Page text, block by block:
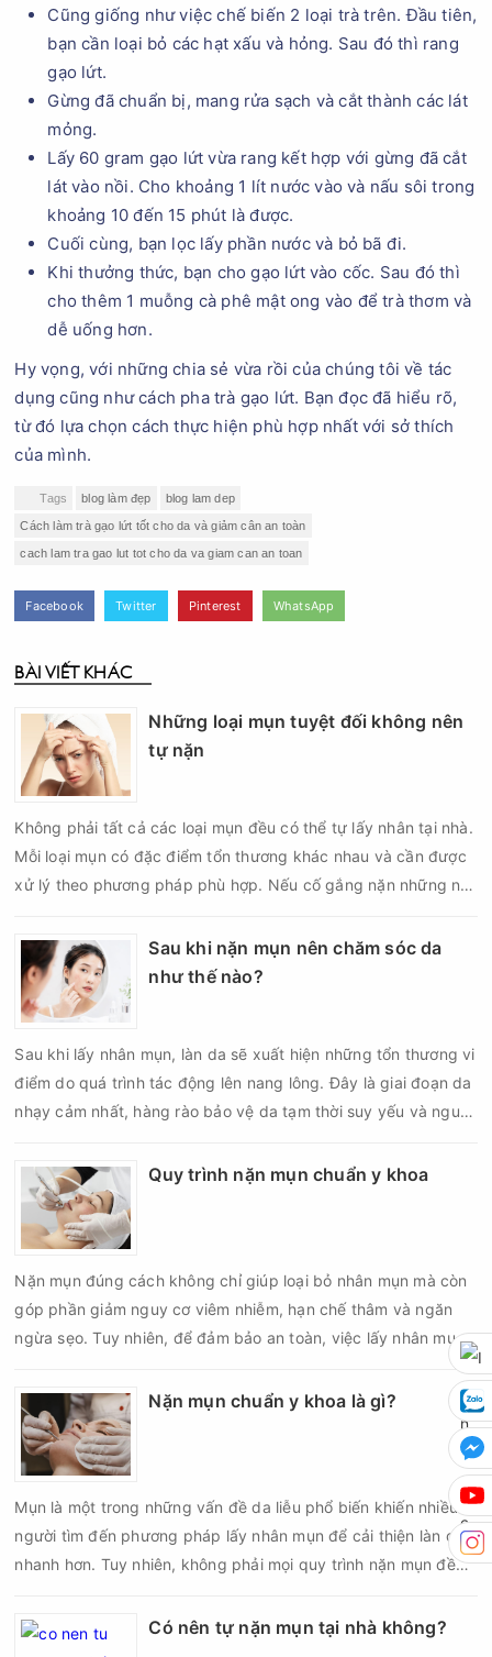
Cũng giống như việc chế biến 2 loại trà trên. Đầu tiên,
bạn cần loại bỏ các hạt xấu và hỏng. Sau đó thì rang
gạo lứt.
Gừng đã chuẩn bị, mang rửa sạch và cắt thành các lát
mỏng.
Lấy 60 gram gạo lứt vừa rang kết hợp với gừng đã cắt
lát vào nồi. Cho khoảng 1 lít nước vào và nấu sôi trong
khoảng 10 đến 15 phút là được.
Cuối cùng, bạn lọc lấy phần nước và bỏ bã đi.
Khi thưởng thức, bạn cho gạo lứt vào cốc. Sau đó thì
cho thêm 1 muỗng cà phê mật ong vào để trà thơm và
dễ uống hơn.
Hy vọng, với những chia sẻ vừa rồi của chúng tôi về tác
dụng cũng như cách pha trà gạo lứt. Bạn đọc đã hiểu rõ,
từ đó lựa chọn cách thực hiện phù hợp nhất với sở thích
của mình.
Tags blog làm đẹp blog lam dep
Cách làm trà gạo lứt tốt cho da và giảm cân an toàn
cach lam tra gao lut tot cho da va giam can an toan
Facebook Twitter Pinterest WhatsApp
BÀI VIẾT KHÁC
Những loại mụn tuyệt đối không nên
tự nặn
Không phải tất cả các loại mụn đều có thể tự lấy nhân tại nhà.
Mỗi loại mụn có đặc điểm tổn thương khác nhau và cần được
xử lý theo phương pháp phù hợp. Nếu cố gắng nặn những nốt
nên nghiêm trọng hơn, làm tăng nguy cơ nhiễm trùng, để lại
thâm hoặc sẹo khó phục hồi.
Sau khi nặn mụn nên chăm sóc da
như thế nào?
Sau khi lấy nhân mụn, làn da sẽ xuất hiện những tổn thương vi
điểm do quá trình tác động lên nang lông. Đây là giai đoạn da
nhạy cảm nhất, hàng rào bảo vệ da tạm thời suy yếu và nguy
nếu chăm sóc không đúng cách. Chính vì vậy, việc chăm sóc
da sau nặn mụn không chỉ giúp vùng da hồi phục nhanh hơn
mà còn góp phần giảm nguy cơ tái phát mụn và hạn chế các
biến chứng về sau.
Quy trình nặn mụn chuẩn y khoa
Nặn mụn đúng cách không chỉ giúp loại bỏ nhân mụn mà còn
góp phần giảm nguy cơ viêm nhiễm, hạn chế thâm và ngăn
ngừa sẹo. Tuy nhiên, để đảm bảo an toàn, việc lấy nhân mụn
cần được thực hiện theo đúng quy trình chuẩn y khoa với đầy
đủ các bước vô khuẩn và chăm sóc sau điều trị.
Nặn mụn chuẩn y khoa là gì?
Mụn là một trong những vấn đề da liễu phổ biến khiến nhiều
người tìm đến phương pháp lấy nhân mụn để cải thiện làn da
nhanh hơn. Tuy nhiên, không phải mọi quy trình nặn mụn đều
sai kỹ thuật hoặc lấy nhân mụn không đúng thời điểm, làn da
Có nên tự nặn mụn tại nhà không?